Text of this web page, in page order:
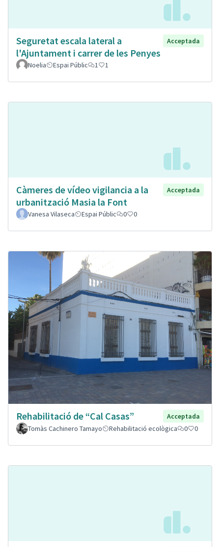
Seguretat escala lateral a
l'Ajuntament i carrer de les Penyes
Acceptada
Noelia Espai Públic 1 1
Càmeres de vídeo vigilancia a la
urbanització Masia la Font
Acceptada
Vanesa Vilaseca Espai Públic 0 0
Rehabilitació de “Cal Casas”
Acceptada
Tomàs Cachinero Tamayo
Rehabilitació ecològica 0 0